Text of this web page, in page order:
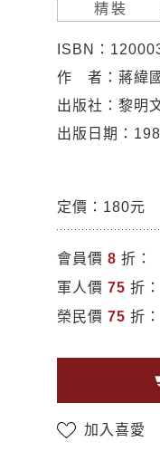
精裝
ISBN：
作 者：蔣緯
出版社：黎明
出版日期：
定價：180元
會員價 8 折：
軍人價 75 折：
榮民價 75 折：
加入喜愛